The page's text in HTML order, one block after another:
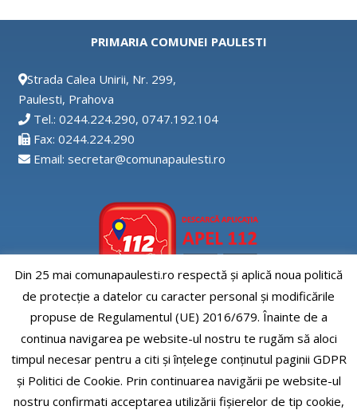
PRIMARIA COMUNEI PAULESTI
Strada Calea Unirii, Nr. 299,
Paulesti, Prahova
Tel.: 0244.224.290, 0747.192.104
Fax: 0244.224.290
Email: secretar@comunapaulesti.ro
Aplicatia APEL112
Din 25 mai comunapaulesti.ro respectă și aplică noua politică
de protecție a datelor cu caracter personal și modificările
propuse de Regulamentul (UE) 2016/679. Înainte de a
continua navigarea pe website-ul nostru te rugăm să aloci
timpul necesar pentru a citi și înțelege conținutul paginii GDPR
și Politici de Cookie. Prin continuarea navigării pe website-ul
nostru confirmati acceptarea utilizării fişierelor de tip cookie,